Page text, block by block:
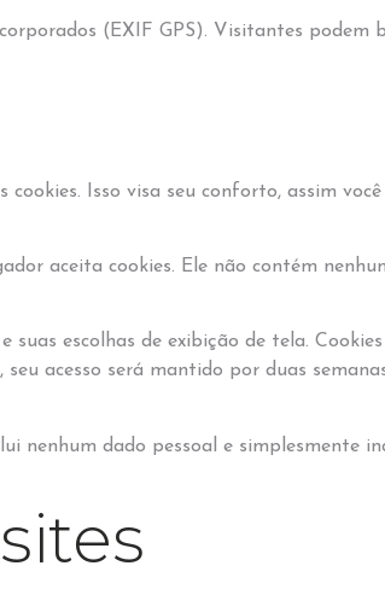
(EXIF GPS). Visitantes podem
Isso visa seu conforto, assim você
aceita cookies. Ele não contém
escolhas de exibição de tela.
acesso será mantido por duas
nenhum dado pessoal e simplesmente